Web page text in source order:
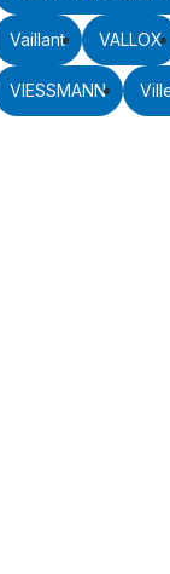
Vaillant VALLOX
VIESSMANN